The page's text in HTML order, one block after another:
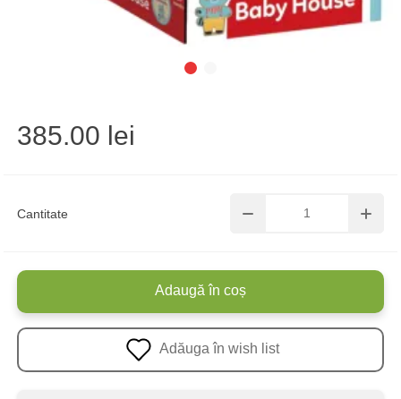
Cantitate
385.00 lei
Adaugă în coș
Adăuga în wish list